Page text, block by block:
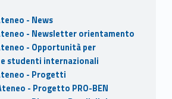
- News
- Newsletter orientamento
- Opportunità per
studenti internazionali
- Progetti
- Progetto PRO-BEN